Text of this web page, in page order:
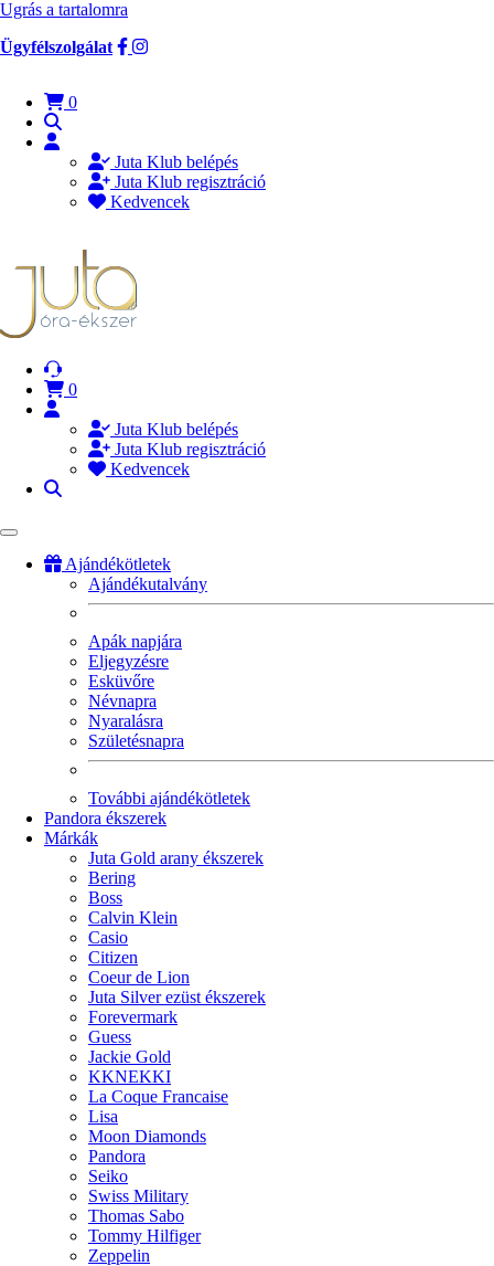
Ugrás a tartalomra
Ügyfélszolgálat
0
Juta Klub belépés
Juta Klub regisztráció
Kedvencek
0
Juta Klub belépés
Juta Klub regisztráció
Kedvencek
Ajándékötletek
Ajándékutalvány
Apák napjára
Eljegyzésre
Esküvőre
Névnapra
Nyaralásra
Születésnapra
További ajándékötletek
Pandora ékszerek
Márkák
Juta Gold arany ékszerek
Bering
Boss
Calvin Klein
Casio
Citizen
Coeur de Lion
Juta Silver ezüst ékszerek
Forevermark
Guess
Jackie Gold
KKNEKKI
La Coque Francaise
Lisa
Moon Diamonds
Pandora
Seiko
Swiss Military
Thomas Sabo
Tommy Hilfiger
Zeppelin